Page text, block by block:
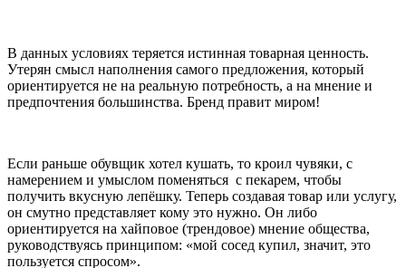
В данных условиях теряется истинная товарная ценность.
Утерян смысл наполнения самого предложения, который
ориентируется не на реальную потребность, а на мнение и
предпочтения большинства. Бренд правит миром!
Если раньше обувщик хотел кушать, то кроил чувяки, с
намерением и умыслом поменяться с пекарем, чтобы
получить вкусную лепёшку. Теперь создавая товар или услугу,
он смутно представляет кому это нужно. Он либо
ориентируется на хайповое (трендовое) мнение общества,
руководствуясь принципом: «мой сосед купил, значит, это
пользуется спросом».